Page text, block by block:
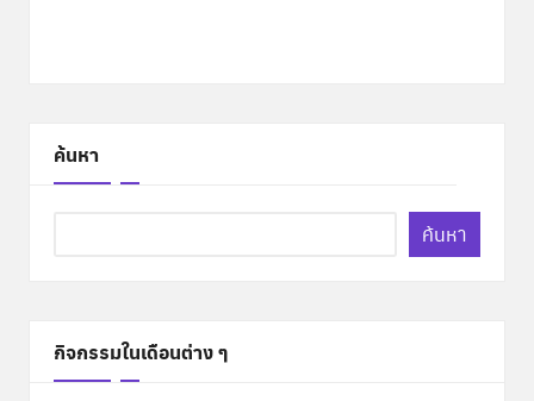
ค้นหา
ค้นหา
กิจกรรมในเดือนต่าง ๆ